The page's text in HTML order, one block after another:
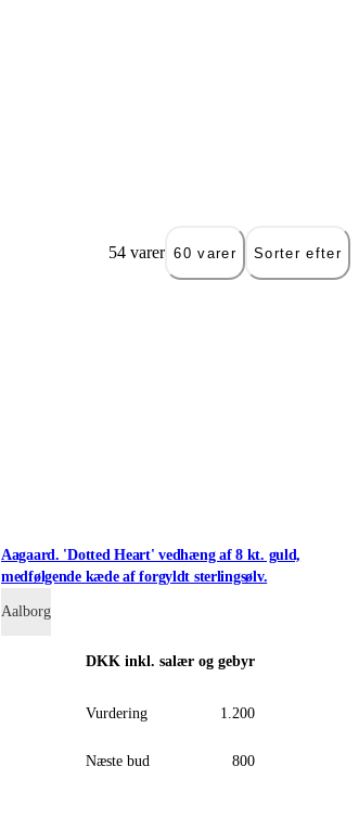
54 varer 60 varer Sorter efter
Aagaard. 'Dotted Heart' vedhæng af 8 kt. guld,
medfølgende kæde af forgyldt sterlingsølv.
Aalborg
DKK inkl. salær og gebyr
Vurdering 1.200
Næste bud 800